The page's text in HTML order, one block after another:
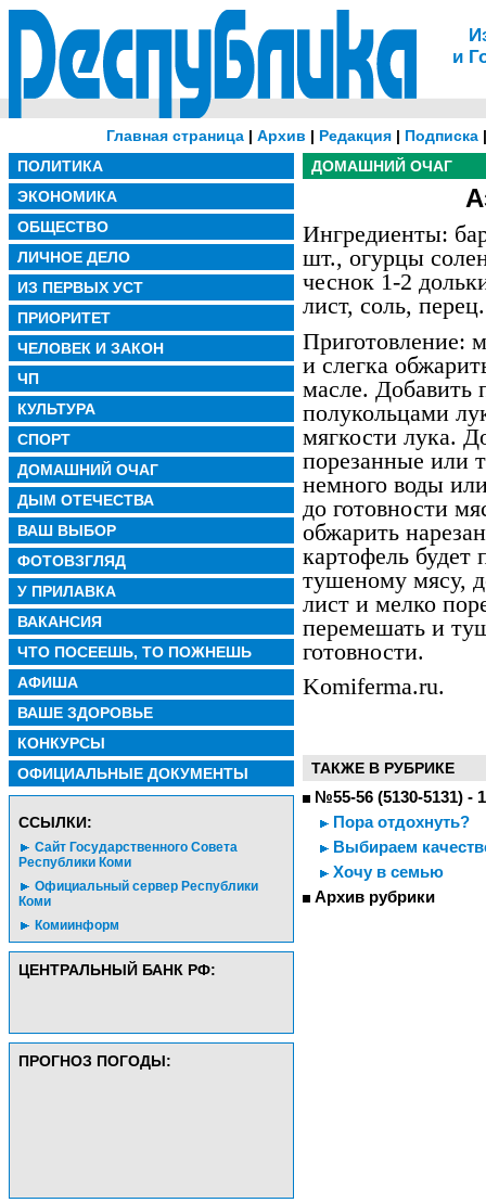
и
Главная страница | Архив | Редакция | Подписка
ПОЛИТИКА
ЭКОНОМИКА
ОБЩЕСТВО
ЛИЧНОЕ ДЕЛО
ИЗ ПЕРВЫХ УСТ
ПРИОРИТЕТ
ЧЕЛОВЕК И ЗАКОН
ЧП
КУЛЬТУРА
СПОРТ
ДОМАШНИЙ ОЧАГ
ДЫМ ОТЕЧЕСТВА
ВАШ ВЫБОР
ФОТОВЗГЛЯД
У ПРИЛАВКА
ВАКАНСИЯ
ЧТО ПОСЕЕШЬ, ТО ПОЖНЕШЬ
АФИША
ВАШЕ ЗДОРОВЬЕ
КОНКУРСЫ
ОФИЦИАЛЬНЫЕ ДОКУМЕНТЫ
CСЫЛКИ:
Сайт Государственного Совета
Республики Коми
Официальный сервер Республики
Коми
Комиинформ
ЦЕНТРАЛЬНЫЙ БАНК РФ:
ПРОГНОЗ ПОГОДЫ:
ДОМАШНИЙ ОЧАГ
Ингредиенты:
шт., огурцы
чеснок 1-2
лист, соль, перец.
Приготовление:
и слегка
масле. Добавить
полукольцами
мягкости лука.
порезанные или
немного воды
до готовности
обжарить
картофель будет
тушеному мясу,
лист и мелко
перемешать и
готовности.
Komiferma.ru.
ТАКЖЕ В РУБРИКЕ
№55-56 (5130-5131) -
Пора отдохнуть?
Выбираем
Хочу в семью
Архив рубрики